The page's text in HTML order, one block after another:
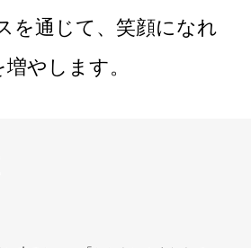
を通じて、笑顔になれ
やします。